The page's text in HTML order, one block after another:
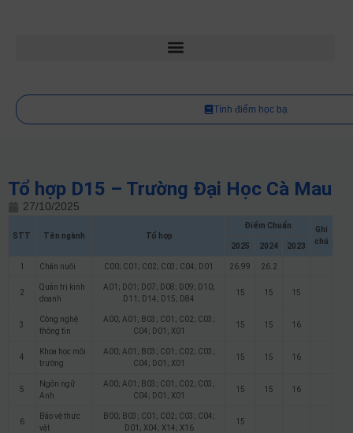
Tính điểm học bạ
Tổ hợp D15 – Trường Đại Học Cà Mau
27/10/2025
STT Tên ngành Tổ hợp
Điểm Chuẩn
Ghi
chú
2025 2024 2023
1 Chăn nuôi C00; C01; C02; C03; C04; D01 26.99 26.2
2
Quản trị kinh
doanh
A01; D01; D07; D08; D09; D10;
D11; D14; D15; D84
15 15 15
3
Công nghệ
thông tin
A00; A01; B03; C01; C02; C03;
C04; D01; X01
15 15 16
4
Khoa học môi
trường
A00; A01; B03; C01; C02; C03;
C04; D01; X01
15 15 16
5
Ngôn ngữ
Anh
A00; A01; B03; C01; C02; C03;
C04; D01; X01
15 15 16
6
Bảo vệ thực
vật
B00; B03; C01; C02; C03; C04;
D01; X04; X14; X16
15